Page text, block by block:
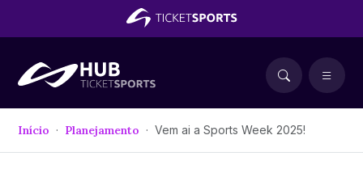
Início Planejamento Vem ai a Sports Week 2025!